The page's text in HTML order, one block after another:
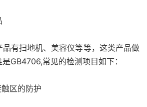
有扫地机、美容仪等等，这类产品做
GB4706,常见的检测项目如下：
区的防护